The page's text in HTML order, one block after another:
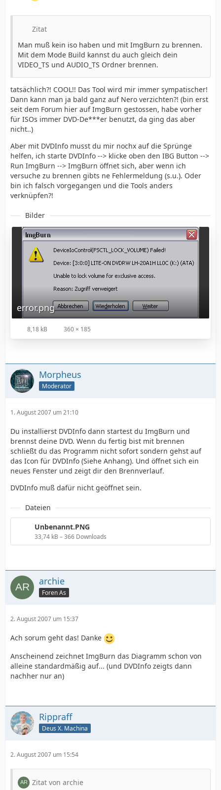
Zitat
Man muß kein iso haben und mit ImgBurn zu brennen.
Mit dem Mode Build kannst du auch gleich dein
VIDEO_TS und AUDIO_TS Ordner brennen.
tatsächlich?! COOL!! Das Tool wird mir immer sympatischer!
Dann kann man ja bald ganz auf Nero verzichten?! (bin erst
seit dem Forum hier auf ImgBurn gestossen, habe vorher
für ISOs immer DVD-De***er benutzt, da ging das aber
nicht..)
Aber mit DVDInfo musst du mir nochx auf die Sprünge
helfen, ich starte DVDInfo --> klicke oben den IBG Button -->
Run ImgBurn --> ImgBurn öffnet sich, aber wenn ich
versuche zu brennen gibts ne Fehlermeldung (s.u.). Oder
bin ich falsch vorgegangen und die Tools anders
verknüpfen?!
Bilder
error.png
8,18 kB 360 × 185
Morpheus
Moderator
1. August 2007 um 21:10
Du installierst DVDInfo dann startest du ImgBurn und
brennst deine DVD. Wenn du fertig bist mit brennen
schließt du das Programm nicht sofort sondern gehst auf
das Icon für DVDInfo (Siehe Anhang). Und öffnet sich ein
neues Fenster und zeigt dir den Brennverlauf.
DVDInfo muß dafür nicht geöffnet sein.
Dateien
Unbenannt.PNG
33,74 kB – 366 Downloads
archie
Foren As
2. August 2007 um 15:37
Ach sorum geht das! Danke
Anscheinend zeichnet ImgBurn das Diagramm schon von
alleine standardmäßig auf... (und DVDInfo zeigts dann
nachher nur an)
Rippraff
Deus X. Machina
2. August 2007 um 15:54
Zitat von archie